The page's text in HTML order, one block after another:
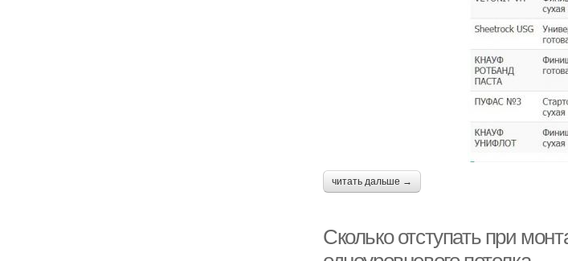
читать дальше →
Сколько отступать при